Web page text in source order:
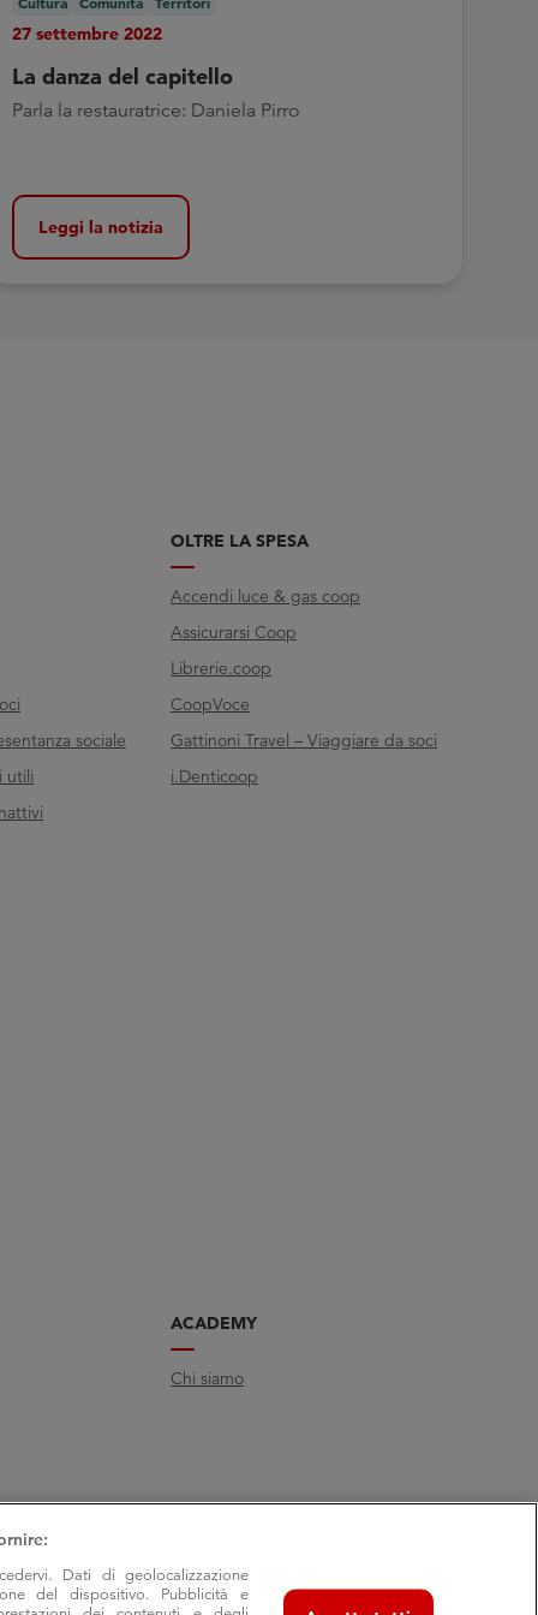
27 settembre 2022
La danza del capitello
Parla la restauratrice: Daniela Pirro
Leggi la notizia
sociale
utili
OLTRE LA SPESA
Accendi luce & gas coop
Assicurarsi Coop
Librerie.coop
CoopVoce
Gattinoni Travel – Viaggiare da soci
i.Denticoop
ACADEMY
Chi siamo
Dati di geolocalizzazione
del dispositivo. Pubblicità e